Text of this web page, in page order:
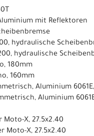
mit Reflektoren
hydraulische
hydraulische
180mm
160mm
Aluminium
Aluminium
Moto-X, 27.5x2.40
Moto-X, 27.5x2.40